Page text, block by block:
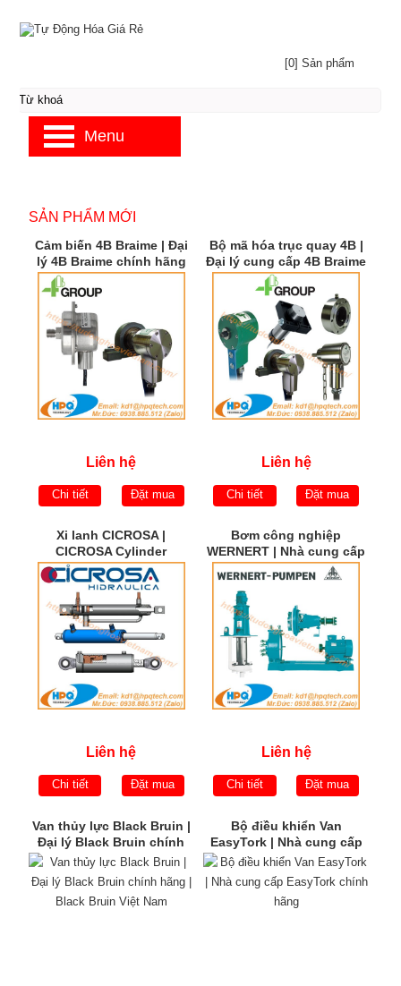
SẢN PHẨM MỚI
Cảm biến 4B Braime | Đại
lý 4B Braime chính hãng
Liên hệ
Chi tiết Đặt mua
Bộ mã hóa trục quay 4B |
Đại lý cung cấp 4B Braime
| 4B Braime Việt Nam
Liên hệ
Chi tiết Đặt mua
Xi lanh CICROSA |
CICROSA Cylinder
Liên hệ
Chi tiết Đặt mua
Bơm công nghiệp
WERNERT | Nhà cung cấp
WERNERT PUMPEN |
WERNERT PUMPEN Việt
Liên hệ
Chi tiết Đặt mua
Van thủy lực Black Bruin |
Đại lý Black Bruin chính
hãng | Black Bruin Việt
Nam
Bộ điều khiển Van
EasyTork | Nhà cung cấp
EasyTork chính hãng
[0] Sản phẩm
Menu